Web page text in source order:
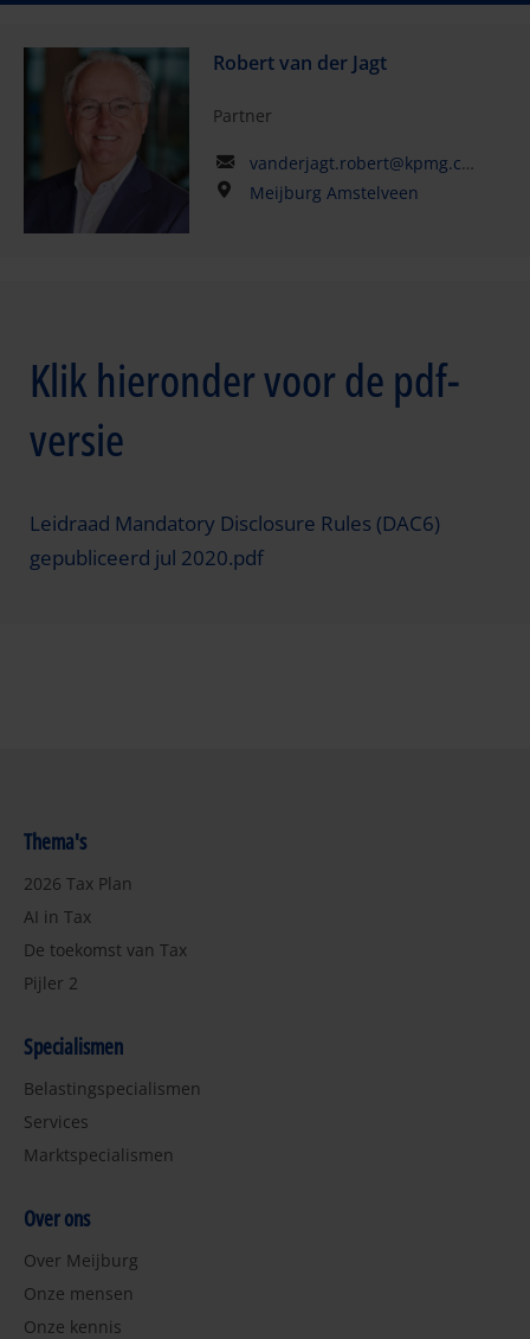
Robert van der Jagt
Partner
vanderjagt.robert@kpmg.com
Meijburg Amstelveen
Klik hieronder voor de pdf-
versie
Leidraad Mandatory Disclosure Rules (DAC6)
gepubliceerd jul 2020.pdf
Thema's
2026 Tax Plan
AI in Tax
De toekomst van Tax
Pijler 2
Specialismen
Belastingspecialismen
Services
Marktspecialismen
Over ons
Over Meijburg
Onze mensen
Onze kennis